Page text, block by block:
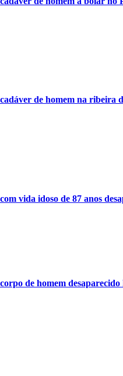
de homem na ribeira
vida idoso de 87 anos
de homem desaparecido